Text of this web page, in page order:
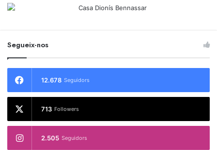
Segueix-nos
12.678 Seguidors
713 Followers
2.505 Seguidors